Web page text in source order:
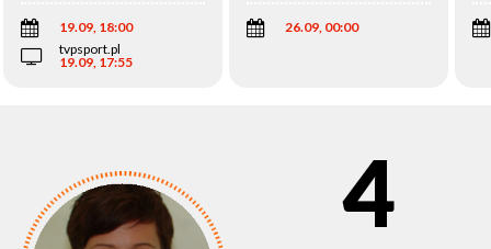
19.09, 18:00
tvpsport.pl
19.09, 17:55
26.09, 00:00
4